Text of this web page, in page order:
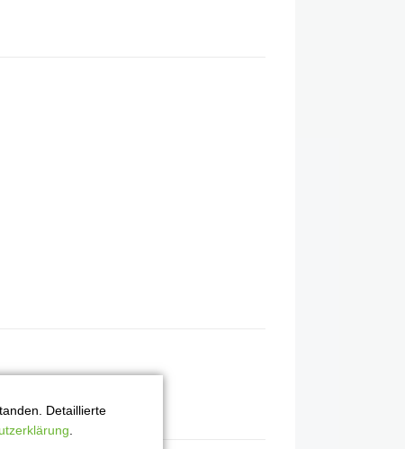
Detaillierte